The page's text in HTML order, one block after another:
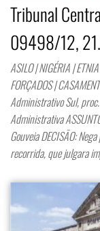
Tribunal
09498/12,
ASILO | NIGÉRIA |
FORÇADOS |
Administrativo Sul,
Administrativa
Gouveia DECISÃO:
recorrida, que julgara